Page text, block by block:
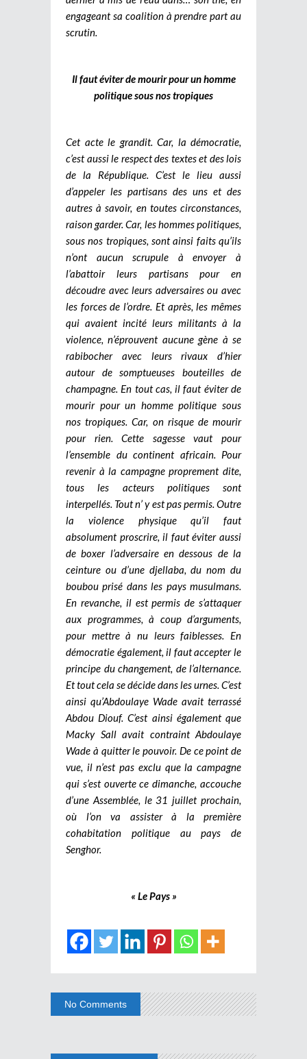
engageant sa coalition à prendre part au
scrutin.
Il faut éviter de mourir pour un homme
politique sous nos tropiques
Cet acte le grandit. Car, la démocratie,
c’est aussi le respect des textes et des lois
de la République. C’est le lieu aussi
d’appeler les partisans des uns et des
autres à savoir, en toutes circonstances,
raison garder. Car, les hommes politiques,
sous nos tropiques, sont ainsi faits qu’ils
n’ont aucun scrupule à envoyer à
l’abattoir leurs partisans pour en
découdre avec leurs adversaires ou avec
les forces de l’ordre. Et après, les mêmes
qui avaient incité leurs militants à la
violence, n’éprouvent aucune gène à se
rabibocher avec leurs rivaux d’hier
autour de somptueuses bouteilles de
champagne. En tout cas, il faut éviter de
mourir pour un homme politique sous
nos tropiques. Car, on risque de mourir
pour rien. Cette sagesse vaut pour
l’ensemble du continent africain. Pour
revenir à la campagne proprement dite,
tous les acteurs politiques sont
interpellés. Tout n’ y est pas permis. Outre
la violence physique qu’il faut
absolument proscrire, il faut éviter aussi
de boxer l’adversaire en dessous de la
ceinture ou d’une djellaba, du nom du
boubou prisé dans les pays musulmans.
En revanche, il est permis de s’attaquer
aux programmes, à coup d’arguments,
pour mettre à nu leurs faiblesses. En
démocratie également, il faut accepter le
principe du changement, de l’alternance.
Et tout cela se décide dans les urnes. C’est
ainsi qu’Abdoulaye Wade avait terrassé
Abdou Diouf. C’est ainsi également que
Macky Sall avait contraint Abdoulaye
Wade à quitter le pouvoir. De ce point de
vue, il n’est pas exclu que la campagne
qui s’est ouverte ce dimanche, accouche
d’une Assemblée, le 31 juillet prochain,
où l’on va assister à la première
cohabitation politique au pays de
Senghor.
« Le Pays »
No Comments